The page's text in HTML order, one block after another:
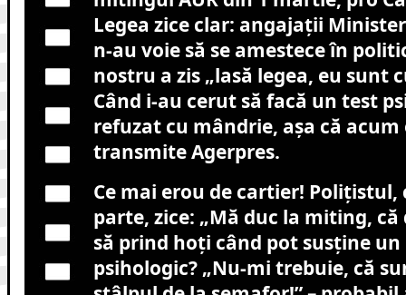
Legea zice clar: angajații
n-au voie să se amestece în
nostru a zis „lasă legea, eu sunt
Când i-au cerut să facă un test
refuzat cu mândrie, așa că
transmite Agerpres.
Ce mai erou de cartier! Polițistul,
parte, zice: „Mă duc la miting, că
să prind hoți când pot susține un
psihologic? „Nu-mi trebuie, că